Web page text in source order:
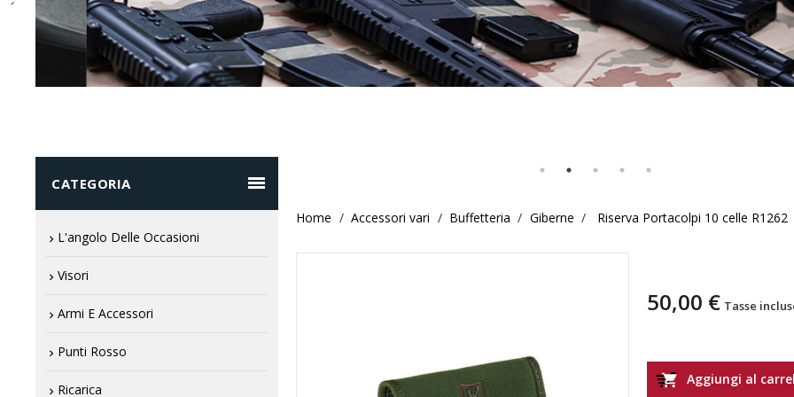
CATEGORIA 
L'angolo Delle Occasioni
Visori
Armi E Accessori
Punti Rosso
Ricarica
Home Accessori vari Buffetteria Giberne Riserva Portacolpi 10 celle R1262
50,00 € Tasse
 Aggiungi al